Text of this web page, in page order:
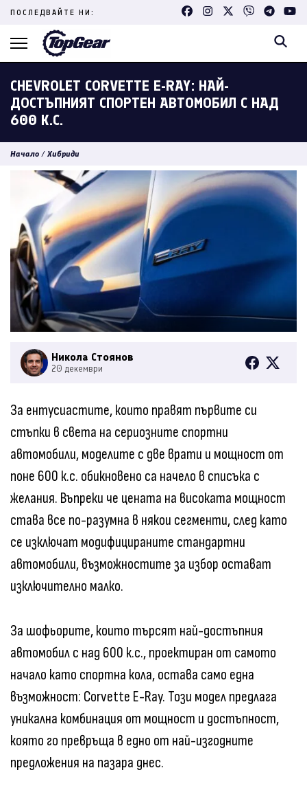
Skip
content
ПОСЛЕДВАЙТЕ НИ:
CHEVROLET CORVETTE E-RAY: НАЙ-
ДОСТЪПНИЯТ СПОРТЕН АВТОМОБИЛ С НАД
600 К.С.
Начало / Хибриди
Никола Стоянов
20 декември
За ентусиастите, които правят първите си
стъпки в света на сериозните спортни
автомобили, моделите с две врати и мощност от
поне 600 к.с. обикновено са начело в списъка с
желания. Въпреки че цената на високата мощност
става все по-разумна в някои сегменти, след като
се изключат модифицираните стандартни
автомобили, възможностите за избор остават
изключително малко.
За шофьорите, които търсят най-достъпния
автомобил с над 600 к.с., проектиран от самото
начало като спортна кола, остава само една
възможност: Corvette E-Ray. Този модел предлага
уникална комбинация от мощност и достъпност,
която го превръща в едно от най-изгодните
предложения на пазара днес.